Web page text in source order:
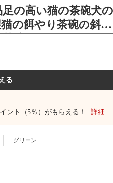
の高い猫の茶碗犬の
の餌やり茶碗の斜口
る
ント（5％）がもらえる！ 詳細
グリーン